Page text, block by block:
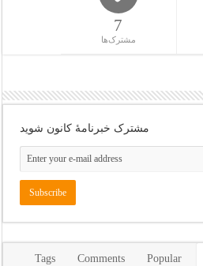
7
مشترک‌ها
مشترک خبرنامهٔ کانون شوید
Popular
Comments
Tags